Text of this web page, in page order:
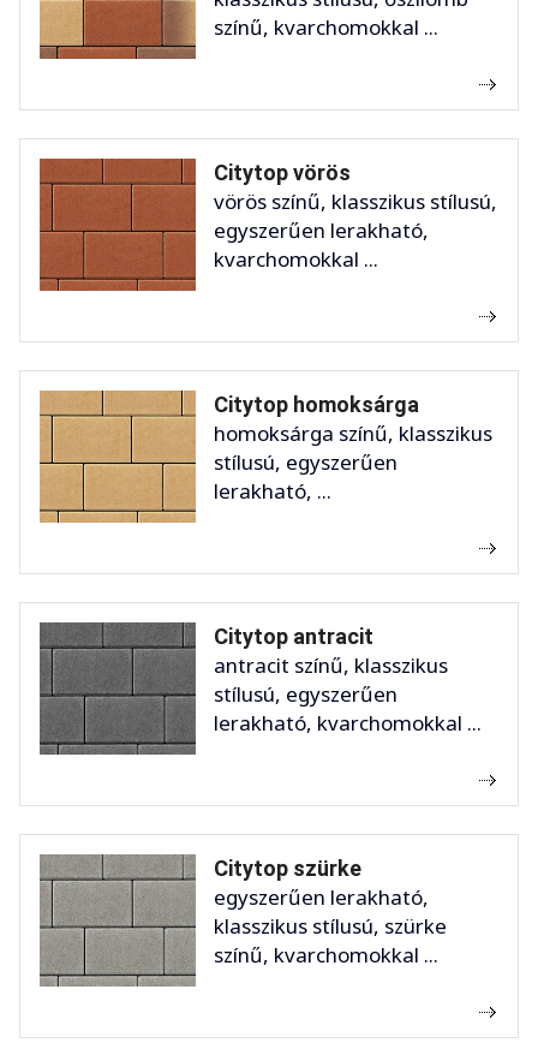
színű, kvarchomokkal ...
Citytop vörös
vörös színű, klasszikus stílusú,
egyszerűen lerakható,
kvarchomokkal ...
Citytop homoksárga
homoksárga színű, klasszikus
stílusú, egyszerűen
lerakható, ...
Citytop antracit
antracit színű, klasszikus
stílusú, egyszerűen
lerakható, kvarchomokkal ...
Citytop szürke
egyszerűen lerakható,
klasszikus stílusú, szürke
színű, kvarchomokkal ...